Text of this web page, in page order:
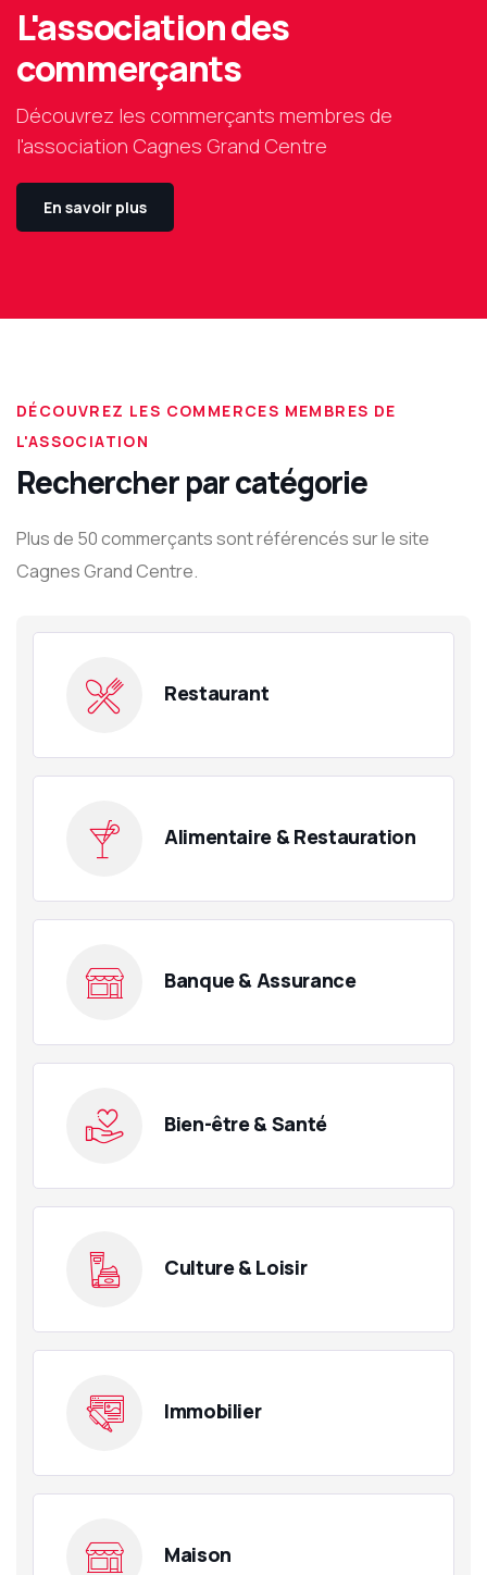
L'association des
commerçants
Découvrez les commerçants membres de
l'association Cagnes Grand Centre
En savoir plus
DÉCOUVREZ LES COMMERCES MEMBRES DE
L'ASSOCIATION
Rechercher par catégorie
Plus de 50 commerçants sont référencés sur le site
Cagnes Grand Centre.
Restaurant
Alimentaire & Restauration
Banque & Assurance
Bien-être & Santé
Culture & Loisir
Immobilier
Maison